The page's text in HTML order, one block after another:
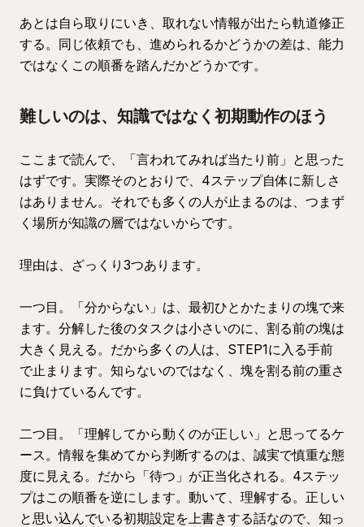
あとは自ら取りにいき、取れない情報が出たら軌道修正
する。同じ依頼でも、進められるかどうかの差は、能力
ではなくこの順番を踏んだかどうかです。
難しいのは、知識ではなく初期動作のほう
ここまで読んで、「言われてみれば当たり前」と思った
はずです。実際そのとおりで、4ステップ自体に新しさ
はありません。それでも多くの人が止まるのは、つまず
く場所が知識の層ではないからです。
理由は、ざっくり3つあります。
一つ目。「分からない」は、最初ひとかたまりの塊で来
ます。分解した後のタスクは小さいのに、割る前の塊は
大きく見える。だから多くの人は、STEP1に入る手前
で止まります。知らないのではなく、塊を割る前の重さ
に負けているんです。
二つ目。「理解してから動くのが正しい」と思ってるケ
ース。情報を集めてから判断するのは、誠実で慎重な態
度に見える。だから「待つ」が正当化される。4ステッ
プはこの順番を逆にします。動いて、理解する。正しい
と思い込んでいる初期設定を上書きする話なので、知っ